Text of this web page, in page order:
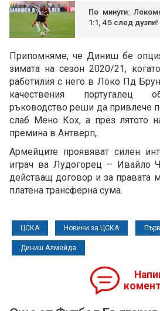
По минути:
1:1, 4:5 след
Припомняме, че Диниш бе
зимата на сезон 2020/21,
работилия с него в Локо Пд
качествения португалец
ръководство реши да привлече
слаб Мено Кох, а през лятото
премина в Антверп,.
Армейците проявяват силен
играч ва Лудогорец – Ивайло
действащ договор и за правата
платена трансферна сума.
ЦСКА Новини за ЦСКА
Диниш Алмейда